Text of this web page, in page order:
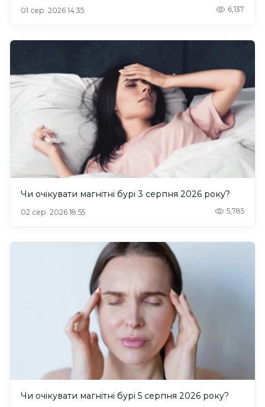
01 сер. 2026 14:35 6,137
Чи очікувати магнітні бурі 3 серпня 2026 року?
02 сер. 2026 18:55 5,785
Чи очікувати магнітні бурі 5 серпня 2026 року?